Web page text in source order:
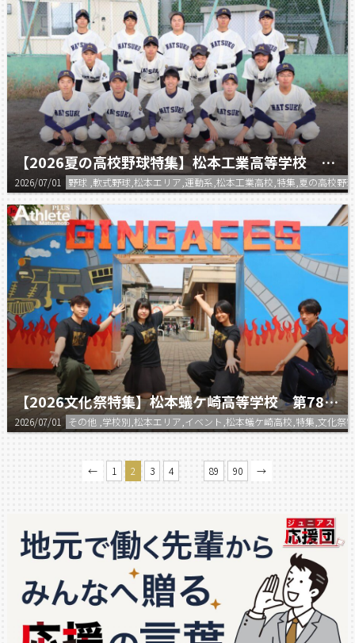
【2026夏の高校野球特集】松本工業高等学校 軟式野球部
2026/07/01 野球 ,軟式野球,松本エリア,運動系,松本工業高校,特集,夏の高校野
【2026文化祭特集】松本蟻ケ崎高等学校 第78回 ぎんが祭
2026/07/01 その他 ,学校別,松本エリア,イベント,松本蟻ケ崎高校,特集,文化祭
← 1 2 3 4 89 90 →